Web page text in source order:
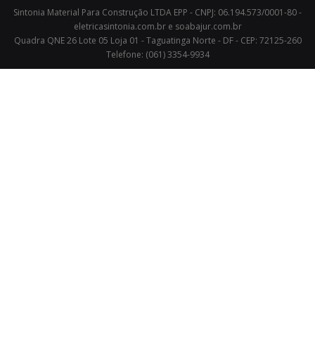
Sintonia Material Para Construção LTDA EPP - CNPJ: 06.194.573/0001-80 -
eletricasintonia.com.br e soabajur.com.br
Quadra QNE 26 Lote 05 Loja 01 - Taguatinga Norte - DF - CEP: 72125-260
Telefone: (061) 3354-9934